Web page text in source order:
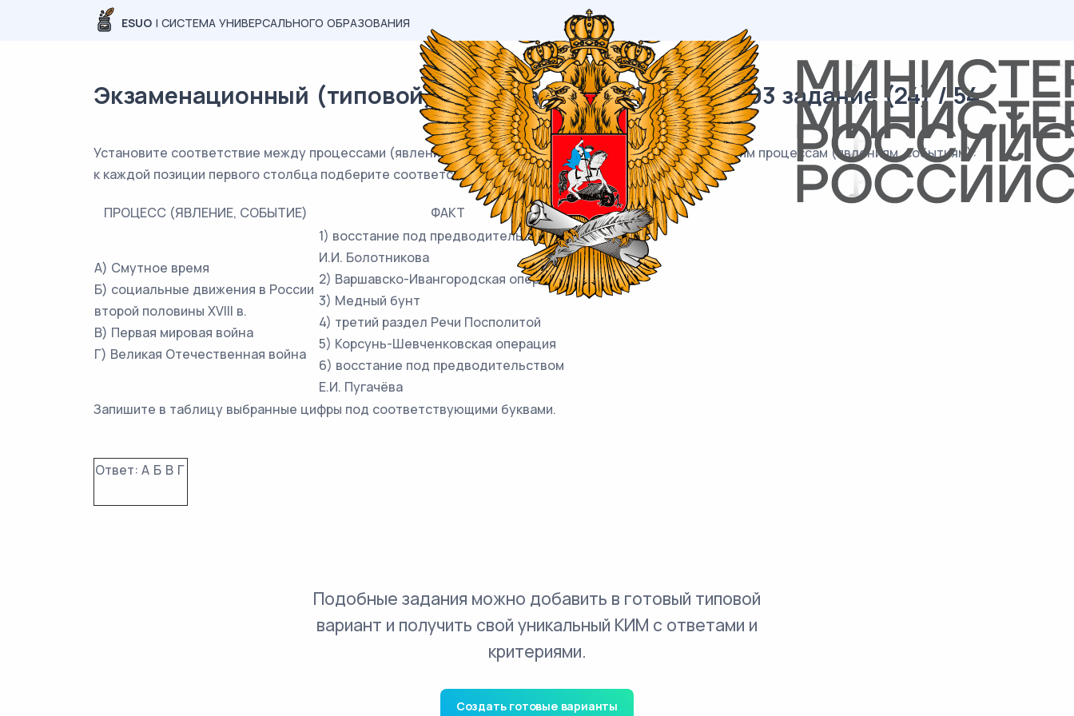
ESUO | СИСТЕМА УНИВЕРСАЛЬНОГО ОБРАЗОВАНИЯ
Экзаменационный (типовой) материал ЕГЭ / История / 03 задание (24) / 54
Установите соответствие между процессами (явлениями, событиями) и фактами, относящимися к этим процессам (явлениям, событиям):
к каждой позиции первого столбца подберите соответствующую позицию из второго столбца.
ПРОЦЕСС (ЯВЛЕНИЕ, СОБЫТИЕ) ФАКТ
А) Смутное время
Б) социальные движения в России
второй половины XVIII в.
В) Первая мировая война
Г) Великая Отечественная война
1) восстание под предводительством
И.И. Болотникова
2) Варшавско-Ивангородская операция
3) Медный бунт
4) третий раздел Речи Посполитой
5) Корсунь-Шевченковская операция
6) восстание под предводительством
Е.И. Пугачёва
Запишите в таблицу выбранные цифры под соответствующими буквами.
Ответ: А Б В Г
Подобные задания можно добавить в готовый типовой
вариант и получить свой уникальный КИМ с ответами и
критериями.
Создать готовые варианты